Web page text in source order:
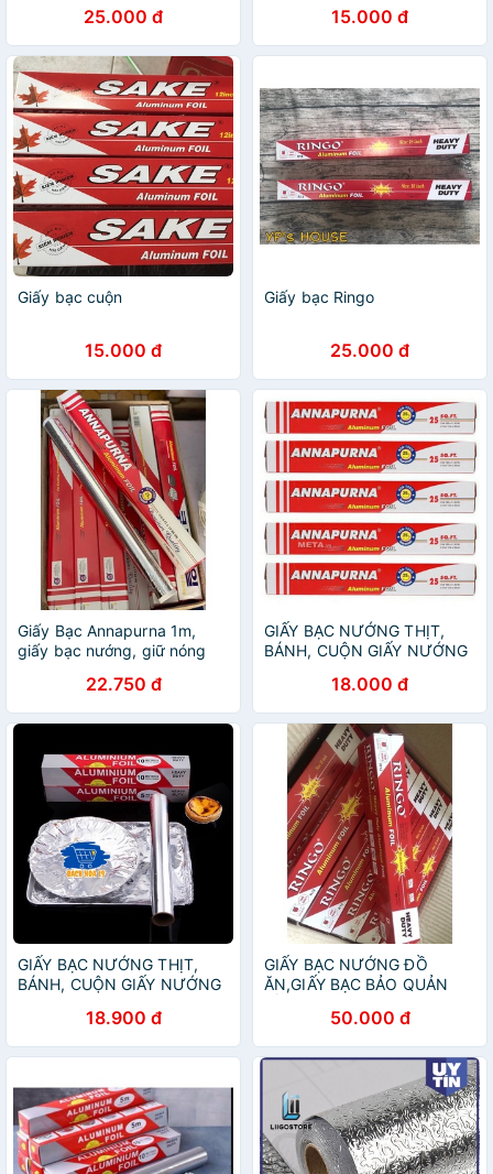
25.000 đ 15.000 đ
Giấy bạc cuộn
15.000 đ
Giấy bạc Ringo
25.000 đ
Giấy Bạc Annapurna 1m,
giấy bạc nướng, giữ nóng
22.750 đ
GIẤY BẠC NƯỚNG THỊT,
BÁNH, CUỘN GIẤY NƯỚNG
18.000 đ
GIẤY BẠC NƯỚNG THỊT,
BÁNH, CUỘN GIẤY NƯỚNG
18.900 đ
GIẤY BẠC NƯỚNG ĐỒ
ĂN,GIẤY BẠC BẢO QUẢN
50.000 đ